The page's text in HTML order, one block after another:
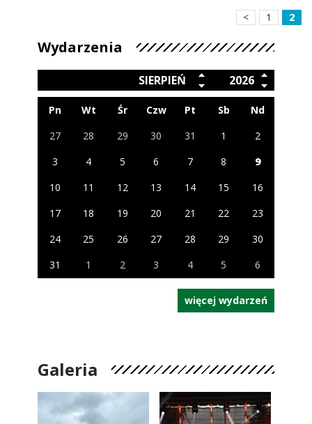
< 1 2
Wydarzenia
SIERPIEŃ 2026
Pn Wt Śr Czw Pt Sb
Nd
27
28 29 30 31 1
2
3
4 5 6 7 8
9
10
11 12 13 14 15
16
17
18 19 20 21 22
23
24
25 26 27 28 29
30
31
1 2 3 4 5 6
więcej wydarzeń
Galeria